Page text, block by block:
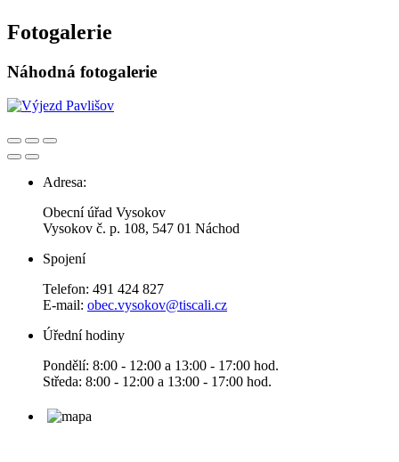
Fotogalerie
Náhodná fotogalerie
Adresa:
Obecní úřad Vysokov
Vysokov č. p. 108, 547 01 Náchod
Spojení
Telefon: 491 424 827
E-mail: obec.vysokov@tiscali.cz
Úřední hodiny
Pondělí: 8:00 - 12:00 a 13:00 - 17:00 hod.
Středa: 8:00 - 12:00 a 13:00 - 17:00 hod.